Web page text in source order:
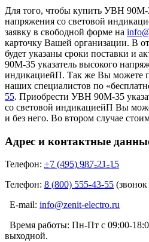
Для того, чтобы купить УВН 90М-
напряжения со световой
заявку в свободной форме на
карточку Вашей организации. В
будет указаны сроки поставки и
90М-35 указатель высокого
индикациейП. Так же Вы можете
наших специалистов по
55. Приобрести УВН 90М-35
со световой индикациейП Вы
и без него. Во втором случае
Адрес и контактные
Телефон: +7 (495) 987-21-15
Телефон: 8 (800) 555-43-55
E-mail: info@zenit-electro.ru
Время работы: Пн-Пт с 09:00-
выходной.